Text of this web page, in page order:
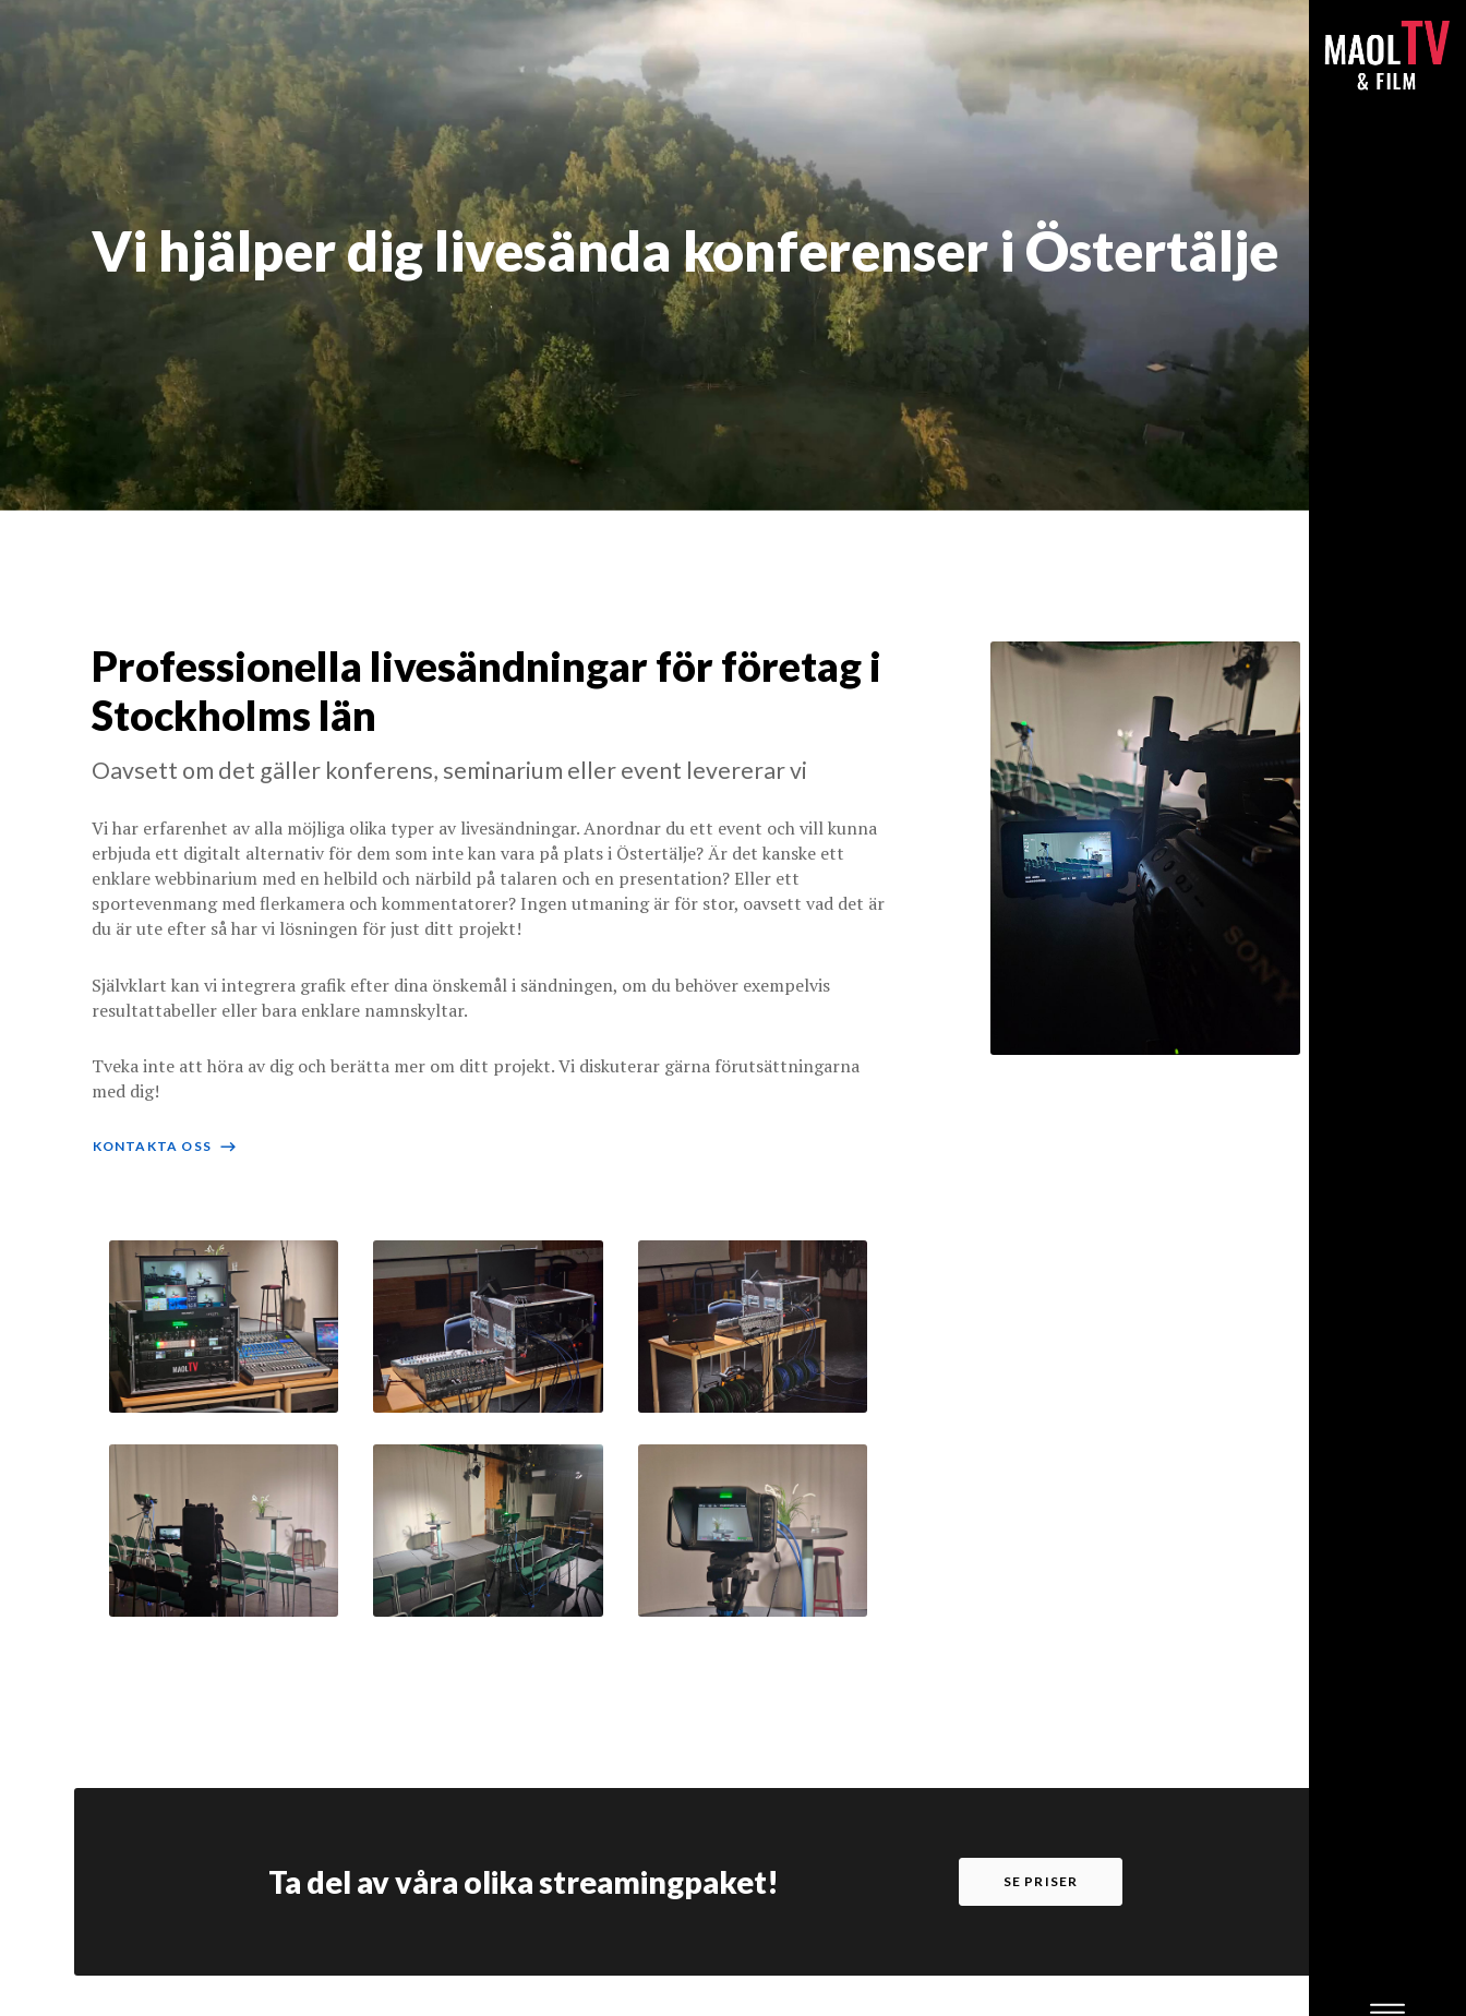
Vi hjälper dig livesända konferenser i Östertälje
Professionella livesändningar för företag i
Stockholms län
Oavsett om det gäller konferens, seminarium eller event levererar vi
Vi har erfarenhet av alla möjliga olika typer av livesändningar. Anordnar du ett event och vill kunna
erbjuda ett digitalt alternativ för dem som inte kan vara på plats i Östertälje? Är det kanske ett
enklare webbinarium med en helbild och närbild på talaren och en presentation? Eller ett
sportevenmang med flerkamera och kommentatorer? Ingen utmaning är för stor, oavsett vad det är
du är ute efter så har vi lösningen för just ditt projekt!
Självklart kan vi integrera grafik efter dina önskemål i sändningen, om du behöver exempelvis
resultattabeller eller bara enklare namnskyltar.
Tveka inte att höra av dig och berätta mer om ditt projekt. Vi diskuterar gärna förutsättningarna
med dig!
KONTAKTA OSS ⟶
Ta del av våra olika streamingpaket! SE PRISER